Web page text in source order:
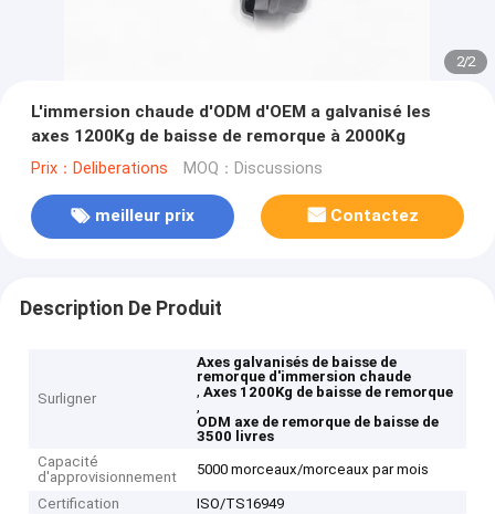
2/2
L'immersion chaude d'ODM d'OEM a galvanisé les
axes 1200Kg de baisse de remorque à 2000Kg
Prix：Deliberations MOQ：Discussions
meilleur prix Contactez
Description De Produit
Surligner
Axes galvanisés de baisse de
remorque d'immersion chaude
,Axes 1200Kg de baisse de remorque
,
ODM axe de remorque de baisse de
3500 livres
Capacité
d'approvisionnement
5000 morceaux/morceaux par mois
Certification
ISO/TS16949